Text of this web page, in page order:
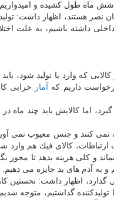
طول كشیده و امیدواریم
نصر هستند، اظهار داشت:
داخلی داشته باشیم، به علت
كه وارد یا تولید شود،
آمار
اما كالایش باید چند ماه
كنند و جنس معیوب نمی
كالای فیك هم
و كلی هزینه بدهد تا مجوز
به آدم های بد جایزه می دهیم.